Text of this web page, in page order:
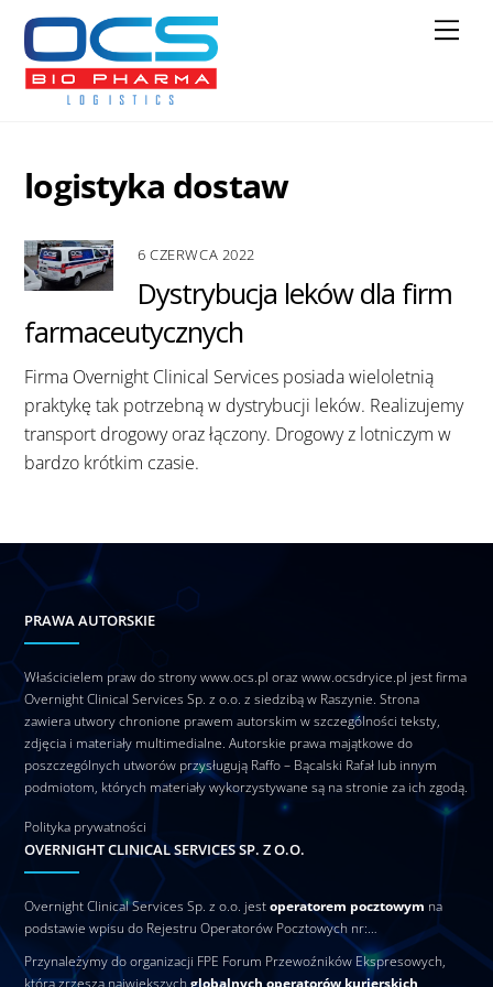
Skip
content
logistyka dostaw
6 CZERWCA 2022
Dystrybucja leków dla firm
farmaceutycznych
Firma Overnight Clinical Services posiada wieloletnią
praktykę tak potrzebną w dystrybucji leków. Realizujemy
transport drogowy oraz łączony. Drogowy z lotniczym w
bardzo krótkim czasie.
PRAWA AUTORSKIE
Właścicielem praw do strony www.ocs.pl oraz www.ocsdryice.pl jest firma
Overnight Clinical Services Sp. z o.o. z siedzibą w Raszynie. Strona
zawiera utwory chronione prawem autorskim w szczególności teksty,
zdjęcia i materiały multimedialne. Autorskie prawa majątkowe do
poszczególnych utworów przysługują Raffo – Bącalski Rafał lub innym
podmiotom, których materiały wykorzystywane są na stronie za ich zgodą.
Polityka prywatności
OVERNIGHT CLINICAL SERVICES SP. Z O.O.
Overnight Clinical Services Sp. z o.o. jestoperatorem pocztowym na
podstawie wpisu do Rejestru Operatorów Pocztowych nr:…
Przynależymy do organizacji FPE Forum Przewoźników Ekspresowych,
która zrzesza największychglobalnych operatorów kurierskich